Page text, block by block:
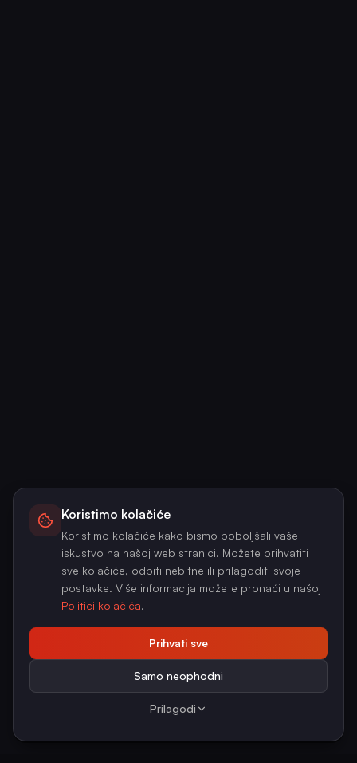
Koristimo kolačiće
Koristimo kolačiće kako bismo poboljšali vaše
iskustvo na našoj web stranici. Možete prihvatiti
sve kolačiće, odbiti nebitne ili prilagoditi svoje
postavke. Više informacija možete pronaći u našoj
Politici kolačića.
Prihvati sve
Samo neophodni
Prilagodi